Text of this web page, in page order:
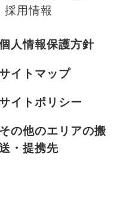
採用情報
人情報保護方針
イトマップ
イトポリシー
その他のエリアの搬
・提携先